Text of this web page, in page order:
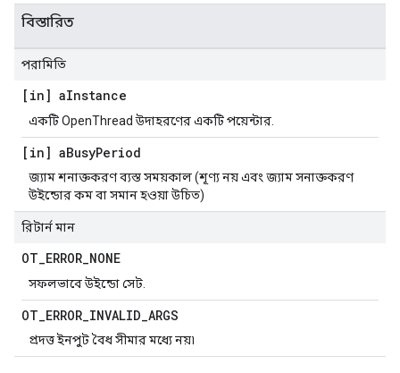
বিস্তারিত
পরামিতি
[in] aInstance
একটি OpenThread উদাহরণের একটি পয়েন্টার.
[in] aBusyPeriod
জ্যাম শনাক্তকরণ ব্যস্ত সময়কাল (শূণ্য নয় এবং জ্যাম সনাক্তকরণ
উইন্ডোর কম বা সমান হওয়া উচিত)
রিটার্ন মান
OT_ERROR_NONE
সফলভাবে উইন্ডো সেট.
OT_ERROR_INVALID_ARGS
প্রদত্ত ইনপুট বৈধ সীমার মধ্যে নয়৷